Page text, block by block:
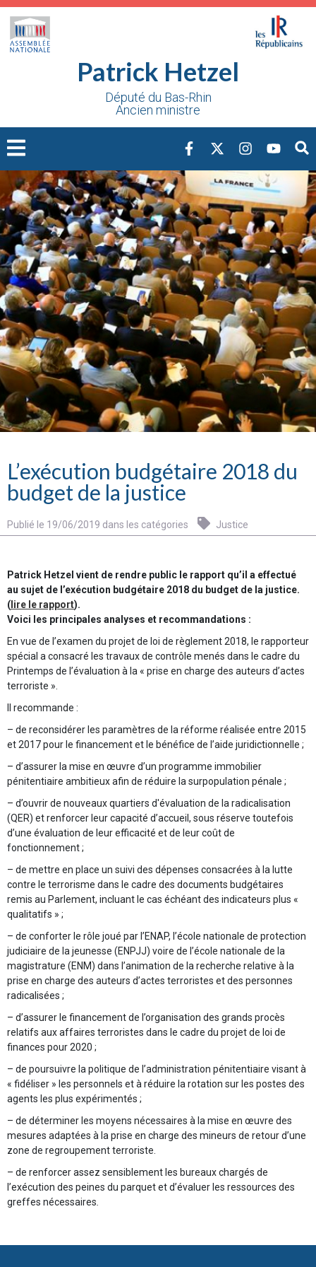
Patrick Hetzel
Député du Bas-Rhin
Ancien ministre
L’exécution budgétaire 2018 du
budget de la justice
Publié le 19/06/2019 dans les catégories Justice
Patrick Hetzel vient de rendre public le rapport qu’il a effectué
au sujet de l’exécution budgétaire 2018 du budget de la justice.
( lire le rapport).
Voici les principales analyses et recommandations :
En vue de l’examen du projet de loi de règlement 2018, le rapporteur
spécial a consacré les travaux de contrôle menés dans le cadre du
Printemps de l’évaluation à la « prise en charge des auteurs d’actes
terroriste ».
Il recommande :
– de reconsidérer les paramètres de la réforme réalisée entre 2015
et 2017 pour le financement et le bénéfice de l’aide juridictionnelle ;
– d’assurer la mise en œuvre d’un programme immobilier
pénitentiaire ambitieux afin de réduire la surpopulation pénale ;
– d’ouvrir de nouveaux quartiers d'évaluation de la radicalisation
(QER) et renforcer leur capacité d’accueil, sous réserve toutefois
d’une évaluation de leur efficacité et de leur coût de
fonctionnement ;
– de mettre en place un suivi des dépenses consacrées à la lutte
contre le terrorisme dans le cadre des documents budgétaires
remis au Parlement, incluant le cas échéant des indicateurs plus «
qualitatifs » ;
– de conforter le rôle joué par l’ENAP, l’école nationale de protection
judiciaire de la jeunesse (ENPJJ) voire de l’école nationale de la
magistrature (ENM) dans l’animation de la recherche relative à la
prise en charge des auteurs d’actes terroristes et des personnes
radicalisées ;
– d’assurer le financement de l’organisation des grands procès
relatifs aux affaires terroristes dans le cadre du projet de loi de
finances pour 2020 ;
– de poursuivre la politique de l’administration pénitentiaire visant à
« fidéliser » les personnels et à réduire la rotation sur les postes des
agents les plus expérimentés ;
– de déterminer les moyens nécessaires à la mise en œuvre des
mesures adaptées à la prise en charge des mineurs de retour d’une
zone de regroupement terroriste.
– de renforcer assez sensiblement les bureaux chargés de
l’exécution des peines du parquet et d’évaluer les ressources des
greffes nécessaires.
Cookies management panel